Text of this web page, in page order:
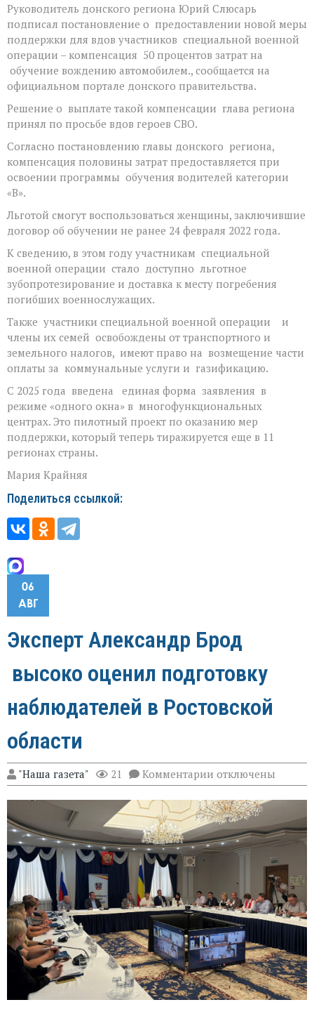
Руководитель донского региона Юрий Слюсарь
подписал постановление о предоставлении новой меры
поддержки для вдов участников специальной военной
операции – компенсация 50 процентов затрат на
обучение вождению автомобилем., сообщается на
официальном портале донского правительства.
Решение о выплате такой компенсации глава региона
принял по просьбе вдов героев СВО.
Согласно постановлению главы донского региона,
компенсация половины затрат предоставляется при
освоении программы обучения водителей категории
«В».
Льготой смогут воспользоваться женщины, заключившие
договор об обучении не ранее 24 февраля 2022 года.
К сведению, в этом году участникам специальной
военной операции стало доступно льготное
зубопротезирование и доставка к месту погребения
погибших военнослужащих.
Также участники специальной военной операции и
члены их семей освобождены от транспортного и
земельного налогов, имеют право на возмещение части
оплаты за коммунальные услуги и газификацию.
С 2025 года введена единая форма заявления в
режиме «одного окна» в многофункциональных
центрах. Это пилотный проект по оказанию мер
поддержки, который теперь тиражируется еще в 11
регионах страны.
Мария Крайняя
Поделиться ссылкой:
06
АВГ
Эксперт Александр Брод
высоко оценил подготовку
наблюдателей в Ростовской
области
"Наша газета" 21 Комментарии к
записи
Эксперт
Александр
Брод
высоко
оценил
подготовку
наблюдателей
Ростовской
области
отключены